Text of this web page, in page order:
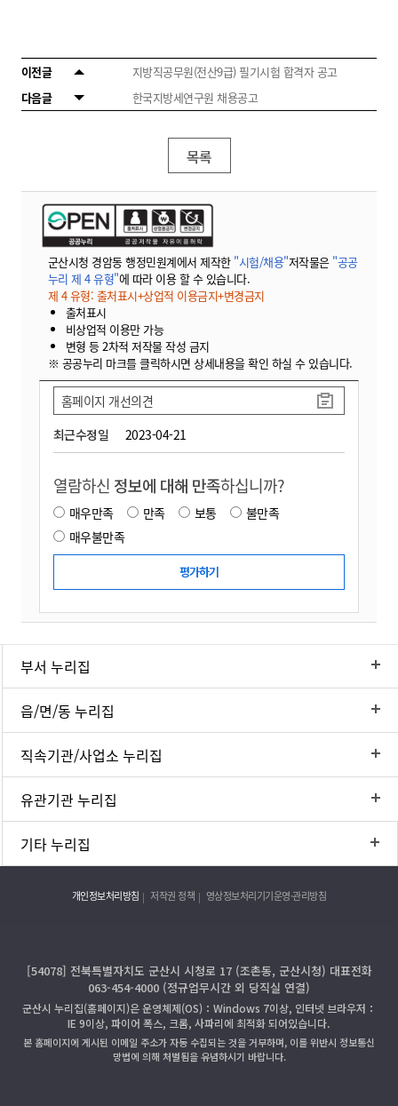
이전글
지방직공무원(전산9급) 필기시험 합격자 공고
다음글
한국지방세연구원 채용공고
목록
군산시청 경암동 행정민원계에서 제작한 "시험/채용"저작물은 "공공
누리 제 4 유형"에 따라 이용 할 수 있습니다.
제 4 유형: 출처표시+상업적 이용금지+변경금지
출처표시
비상업적 이용만 가능
변형 등 2차적 저작물 작성 금지
※ 공공누리 마크를 클릭하시면 상세내용을 확인 하실 수 있습니다.
최근수정일 2023-04-21
홈페이지 개선의견
열람하신 정보에 대해 만족하십니까?
매우만족 만족 보통
불만족
매우불만족
부서 누리집
읍/면/동 누리집
직속기관/사업소 누리집
유관기관 누리집
기타 누리집
개인정보처리방침 저작권 정책 영상정보처리기기운영·관리방침
[54078] 전북특별자치도 군산시 시청로 17 (조촌동, 군산시청) 대표전화
063-454-4000 (정규업무시간 외 당직실 연결)
군산시 누리집(홈페이지)은 운영체제(OS)：Windows 7이상, 인터넷 브라우저：
IE 9이상, 파이어 폭스, 크롬, 사파리에 최적화 되어있습니다.
본 홈페이지에 게시된 이메일 주소가 자동 수집되는 것을 거부하며, 이를 위반시 정보통신
망법에 의해 처벌됨을 유념하시기 바랍니다.